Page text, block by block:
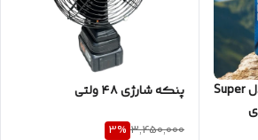
باتری قلمی گیگاسل مدل Super
پنکه شارژی ۴۸ ولتی
3,450,000
3%